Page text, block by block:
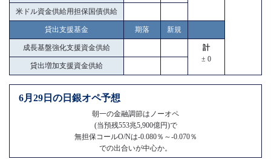
米ドル資金供給用担保国債供給
貸出支援基金 期落 新規
成長基盤強化支援資金供給
計
± 0
貸出増加支援資金供給
6月29日の日銀オペ予想
朝一の金融調節はノーオペ
(当預残553兆5,900億円)で
無担保コールO/Nは-0.080％～-0.070％
での出合いが中心か。